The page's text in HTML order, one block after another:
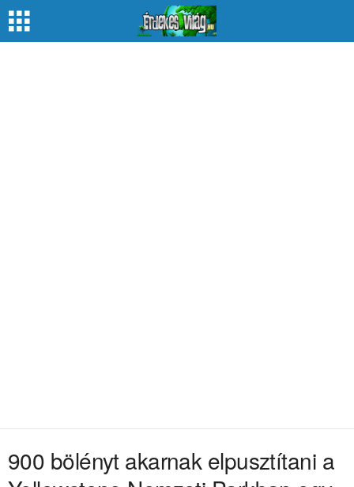
900 bölényt akarnak elpusztítani a